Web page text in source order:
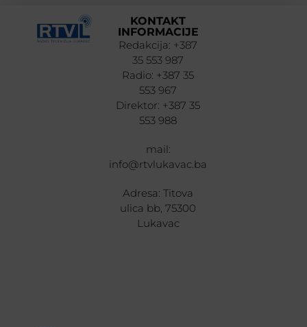
KONTAKT
INFORMACIJE
Redakcija: +387
35 553 987
Radio: +387 35
553 967
Direktor: +387 35
553 988
mail:
info@rtvlukavac.ba
Adresa: Titova
ulica bb, 75300
Lukavac